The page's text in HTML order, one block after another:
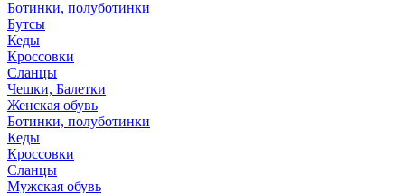
Ботинки, полуботинки
Бутсы
Кеды
Кроссовки
Сланцы
Чешки, Балетки
Женская обувь
Ботинки, полуботинки
Кеды
Кроссовки
Сланцы
Мужская обувь